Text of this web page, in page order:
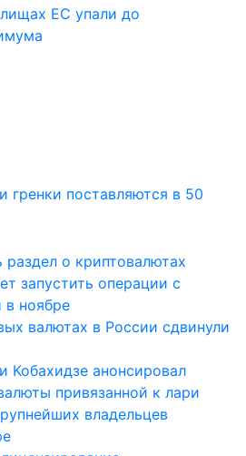
ЕС упали до
гренки поставляются в 50
запустить операции с
в ноябре
валютах в России сдвинули
Кобахидзе анонсировал
привязанной к лари
владельцев